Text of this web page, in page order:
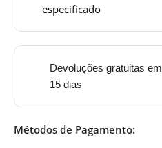
especificado
Devoluções gratuitas em
15 dias
Métodos de Pagamento: